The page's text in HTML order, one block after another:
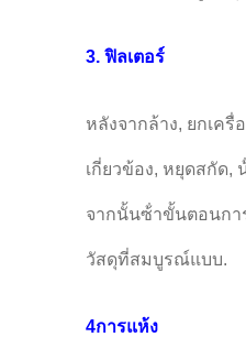
3. ฟิลเตอร์
หลังจากล้าง, ยกเค
เกี่ยวข้อง, หยุดสกัด,
จากนั้นซ้ําขั้นตอนกา
วัสดุที่สมบูรณ์แบบ.
4การแห้ง